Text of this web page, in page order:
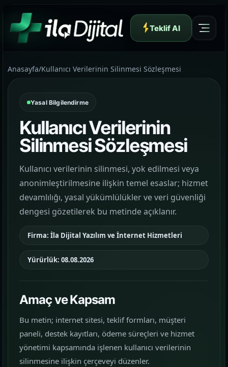
Teklif Al
Yazılım ve Dijital Reklam Ajansı
Müşteri Paneli
01 Hakkımızda
Yapının arkasındaki yaklaşımı ve çalışma dilini
görün.
02 Hizmetler
Kurumsal Web Tasarım
KURUMSAL SUNUM
E-ticaret Sitesi Tasarımı
Anasayfa/Kullanıcı Verilerinin Silinmesi Sözleşmesi
Yasal Bilgilendirme
Kullanıcı Verilerinin
Silinmesi Sözleşmesi
Kullanıcı verilerinin silinmesi, yok edilmesi veya
anonimleştirilmesine ilişkin temel esaslar; hizmet
devamlılığı, yasal yükümlülükler ve veri güvenliği
dengesi gözetilerek bu metinde açıklanır.
Firma: İla Dijital Yazılım ve İnternet Hizmetleri
Yürürlük: 08.08.2026
Amaç ve Kapsam
Bu metin; internet sitesi, teklif formları, müşteri
paneli, destek kayıtları, ödeme süreçleri ve hizmet
yönetimi kapsamında işlenen kullanıcı verilerinin
silinmesine ilişkin çerçeveyi düzenler.